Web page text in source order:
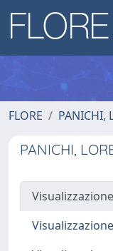
FLORE PANICHI,
PANICHI,